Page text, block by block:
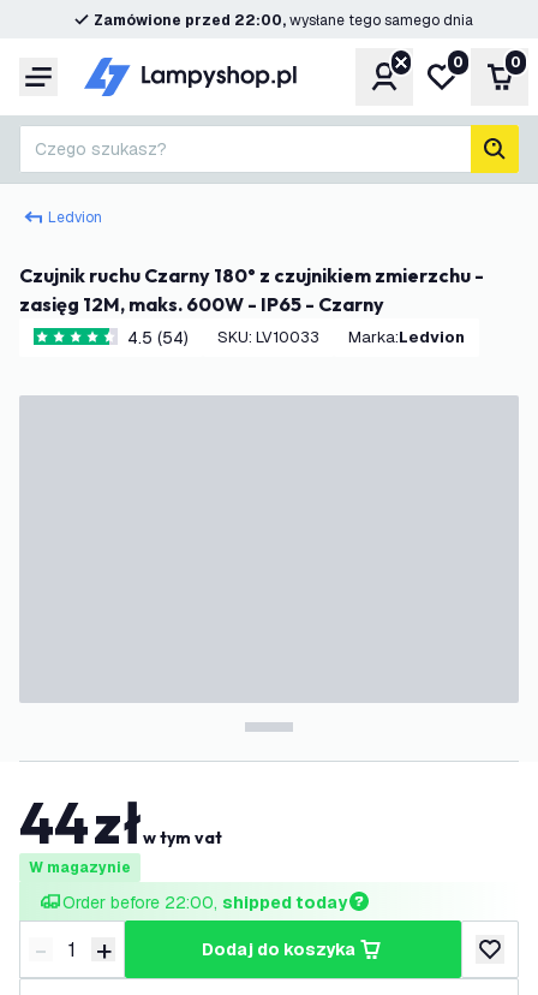
Zamówione przed 22:00,wysłane tego samego dnia
Menu KontoMoja lista
0 0
Czego szukasz?
Ledvion
Czujnik ruchu Czarny 180° z czujnikiem zmierzchu -
zasięg 12M, maks. 600W - IP65 - Czarny
4.5 Gwiazdki oceny
4.5 (54) SKU: LV10033 Marka: Ledvion
44złw tym vat
W magazynie
Order before 22:00, shipped today
Zmniejsz ilość
- Zwiększ ilość
+ dodaj do koszyka
dodaj